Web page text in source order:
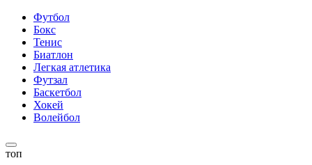
Футбол
Бокс
Тенис
Биатлон
Легкая атлетика
Футзал
Баскетбол
Хокей
Волейбол
топ